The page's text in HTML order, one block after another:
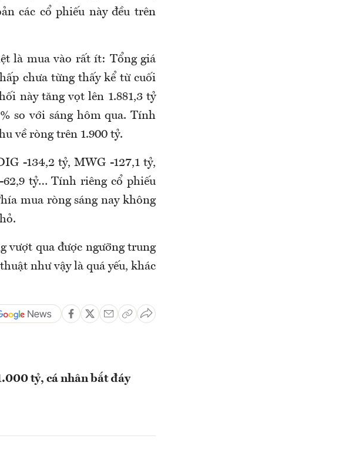
các cổ phiếu này đều trên
là mua vào rất ít: Tổng giá
chưa từng thấy kể từ cuối
này tăng vọt lên 1.881,3 tỷ
so với sáng hôm qua. Tính
về ròng trên 1.900 tỷ.
-134,2 tỷ, MWG -127,1 tỷ,
62,9 tỷ… Tính riêng cổ phiếu
mua ròng sáng nay không
vượt qua được ngưỡng trung
như vậy là quá yếu, khác
tỷ, cá nhân bắt đáy